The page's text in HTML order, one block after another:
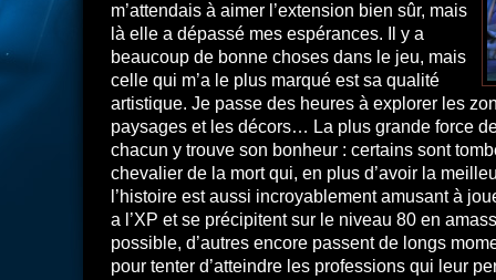
m’attendais à aimer l’extension bien sûr, mais
là elle a dépassé mes espérances. Il y a
beaucoup de bonne choses dans le jeu, mais
celle qui m’a le plus marqué est sa qualité
artistique. Je passe des heures à explorer les
paysages et les décors… La plus grande force
chacun y trouve son bonheur : certains sont
chevalier de la mort qui, en plus d’avoir la
l’histoire est aussi incroyablement amusant à
a l’XP et se précipitent sur le niveau 80 en
possible, d’autres encore passent de longs
pour tenter d’atteindre les professions qui leur